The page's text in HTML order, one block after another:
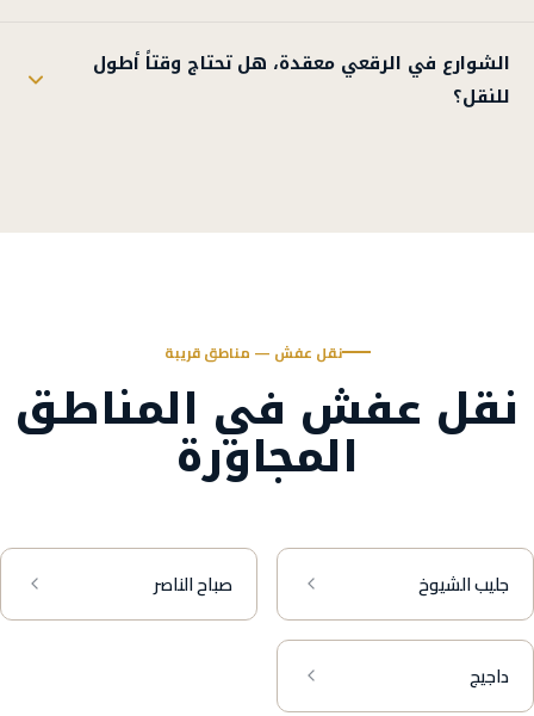
الشوارع في الرقعي معقدة، هل تحتاج وقتاً أطول
للنقل؟
نقل عفش — مناطق قريبة
نقل عفش في المناطق
المجاورة
جليب الشيوخ صباح الناصر
داجيج